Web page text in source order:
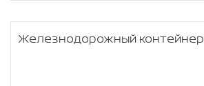
Железнодорожный